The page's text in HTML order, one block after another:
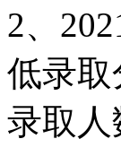
2、
低录
录取人